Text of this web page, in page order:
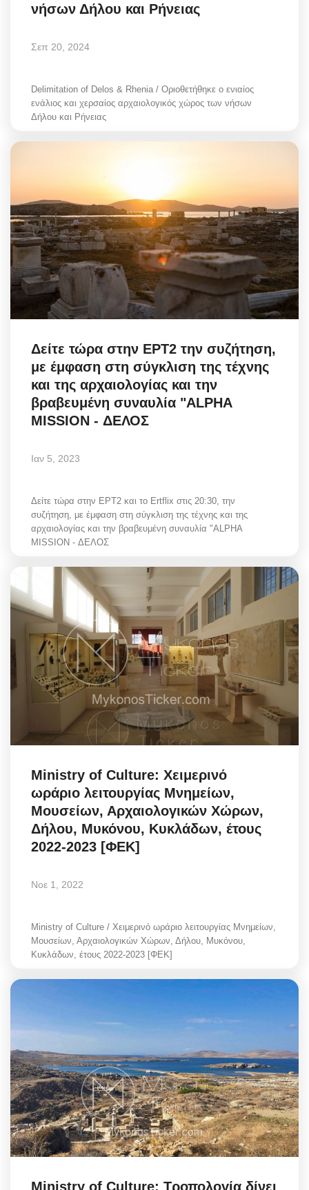
νήσων Δήλου και Ρήνειας
Σεπ 20, 2024
Delimitation of Delos & Rhenia / Οριοθετήθηκε ο ενιαίος
ενάλιος και χερσαίος αρχαιολογικός χώρος των νήσων
Δήλου και Ρήνειας
Δείτε τώρα στην ΕΡΤ2 την συζήτηση,
με έμφαση στη σύγκλιση της τέχνης
και της αρχαιολογίας και την
βραβευμένη συναυλία "ALPHA
MISSION - ΔΕΛΟΣ
Ιαν 5, 2023
Δείτε τώρα στην ΕΡΤ2 και το Ertflix στις 20:30, την
συζήτηση, με έμφαση στη σύγκλιση της τέχνης και της
αρχαιολογίας και την βραβευμένη συναυλία "ALPHA
MISSION - ΔΕΛΟΣ
Ministry of Culture: Χειμερινό
ωράριο λειτουργίας Μνημείων,
Μουσείων, Αρχαιολογικών Χώρων,
Δήλου, Μυκόνου, Κυκλάδων, έτους
2022-2023 [ΦΕΚ]
Νοε 1, 2022
Ministry of Culture / Χειμερινό ωράριο λειτουργίας Μνημείων,
Μουσείων, Αρχαιολογικών Χώρων, Δήλου, Μυκόνου,
Κυκλάδων, έτους 2022-2023 [ΦΕΚ]
Ministry of Culture: Τροπολογία δίνει